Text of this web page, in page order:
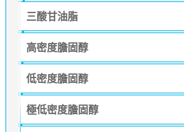
三酸甘油脂
高密度膽固醇
低密度膽固醇
極低密度膽固醇